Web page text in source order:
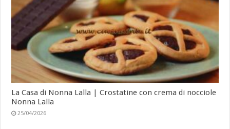
La Casa di Nonna Lalla | Crostatine con crema di nocciole
Nonna Lalla
25/04/2026